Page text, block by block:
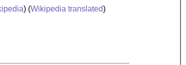
) (Wikipedia translated)